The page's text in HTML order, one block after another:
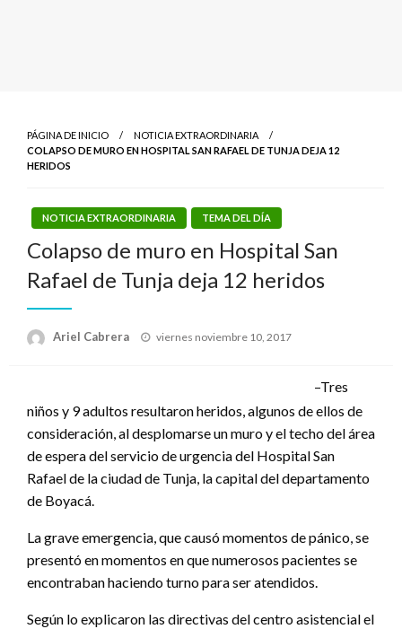
PÁGINA DE INICIO
NOTICIA EXTRAORDINARIA
COLAPSO DE MURO EN HOSPITAL SAN RAFAEL DE TUNJA DEJA 12
HERIDOS
NOTICIA EXTRAORDINARIA TEMA DEL DÍA
Colapso de muro en Hospital San
Rafael de Tunja deja 12 heridos
Ariel Cabrera
Publicado
viernes noviembre 10, 2017
–Tres
niños y 9 adultos resultaron heridos, algunos de ellos de
consideración, al desplomarse un muro y el techo del área
de espera del servicio de urgencia del Hospital San
Rafael de la ciudad de Tunja, la capital del departamento
de Boyacá.
La grave emergencia, que causó momentos de pánico, se
presentó en momentos en que numerosos pacientes se
encontraban haciendo turno para ser atendidos.
Según lo explicaron las directivas del centro asistencial el